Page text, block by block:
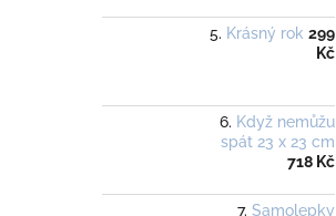
Krásný rok 299
Kč
Když nemůžu
spát 23 x 23 cm
718 Kč
Samolepky